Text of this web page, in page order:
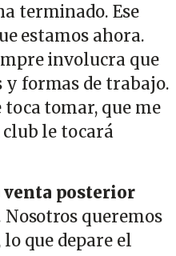
terminado. Ese
estamos ahora.
involucra que
y formas de trabajo.
toca tomar, que me
le tocará
venta posterior
Nosotros queremos
que depare el